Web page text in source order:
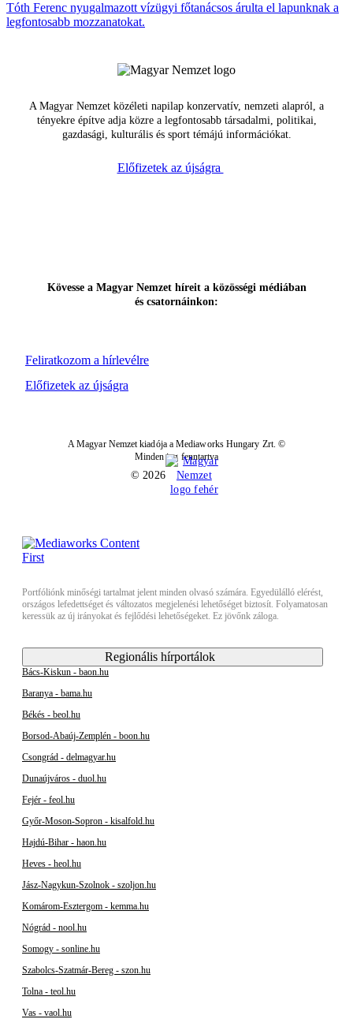
Tóth Ferenc nyugalmazott vízügyi főtanácsos árulta el lapunknak a
legfontosabb mozzanatokat.
A Magyar Nemzet közéleti napilap konzervatív, nemzeti alapról, a
tényekre építve adja közre a legfontosabb társadalmi, politikai,
gazdasági, kulturális és sport témájú információkat.
Előfizetek az újságra
Feliratkozom a hírlevélre
Kövesse a Magyar Nemzet híreit a közösségi médiában
és csatornáinkon:
Előfizetek az újságra
A Magyar Nemzet kiadója a Mediaworks Hungary Zrt. ©
Minden jog fenntartva
© 2026
Portfóliónk minőségi tartalmat jelent minden olvasó számára. Egyedülálló elérést,
országos lefedettséget és változatos megjelenési lehetőséget biztosít. Folyamatosan
keressük az új irányokat és fejlődési lehetőségeket. Ez jövőnk záloga.
Regionális hírportálok
Bács-Kiskun - baon.hu
Baranya - bama.hu
Békés - beol.hu
Borsod-Abaúj-Zemplén - boon.hu
Csongrád - delmagyar.hu
Dunaújváros - duol.hu
Fejér - feol.hu
Győr-Moson-Sopron - kisalfold.hu
Hajdú-Bihar - haon.hu
Heves - heol.hu
Jász-Nagykun-Szolnok - szoljon.hu
Komárom-Esztergom - kemma.hu
Nógrád - nool.hu
Somogy - sonline.hu
Szabolcs-Szatmár-Bereg - szon.hu
Tolna - teol.hu
Vas - vaol.hu